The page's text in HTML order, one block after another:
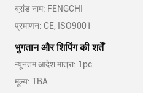
ब्रांड नाम: FENGCHI
प्रमाणन: CE, ISO9001
भुगतान और शिपिंग की शर्तें
न्यूनतम आदेश मात्रा: 1pc
मूल्य: TBA